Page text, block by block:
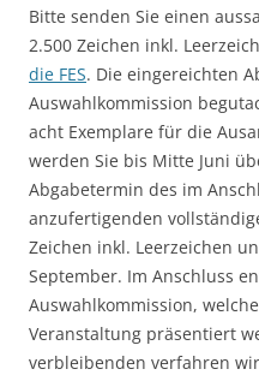
Bitte senden Sie einen
2.500 Zeichen inkl.
die FES. Die eingereichten
Auswahlkommission
acht Exemplare für die
werden Sie bis Mitte Juni
Abgabetermin des im
anzufertigenden
Zeichen inkl. Leerzeichen
September. Im Anschluss
Auswahlkommission,
Veranstaltung präsentiert
verbleibenden verfahren